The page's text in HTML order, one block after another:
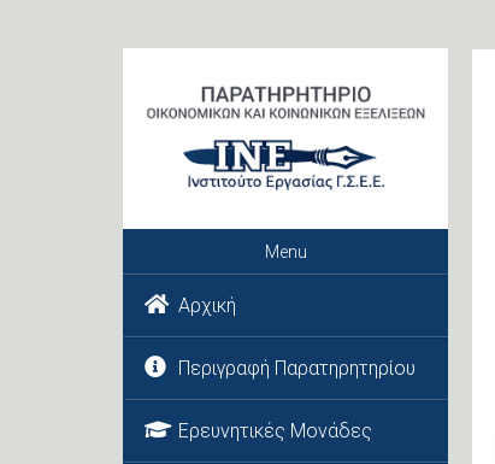
Menu
Αρχική
Περιγραφή Παρατηρητηρίου
Ερευνητικές Μονάδες